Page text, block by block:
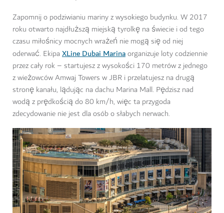
Zapomnij o podziwianiu mariny z wysokiego budynku. W 2017
roku otwarto najdłuższą miejską tyrolkę na świecie i od tego
czasu miłośnicy mocnych wrażeń nie mogą się od niej
oderwać. Ekipa XLine Dubai Marinaorganizuje loty codziennie
przez cały rok – startujesz z wysokości 170 metrów z jednego
z wieżowców Amwaj Towers w JBR i przelatujesz na drugą
stronę kanału, lądując na dachu Marina Mall. Pędzisz nad
wodą z prędkością do 80 km/h, więc ta przygoda
zdecydowanie nie jest dla osób o słabych nerwach.